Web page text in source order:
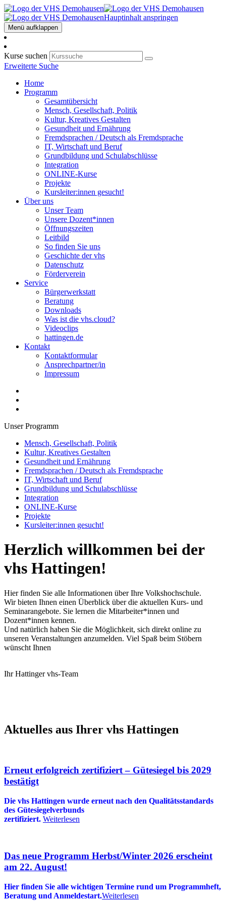
Hauptinhalt anspringen
Menü aufklappen
Kurse suchen
Erweiterte Suche
Home
Programm
Gesamtübersicht
Mensch, Gesellschaft, Politik
Kultur, Kreatives Gestalten
Gesundheit und Ernährung
Fremdsprachen / Deutsch als Fremdsprache
IT, Wirtschaft und Beruf
Grundbildung und Schulabschlüsse
Integration
ONLINE-Kurse
Projekte
Kursleiter:innen gesucht!
Über uns
Unser Team
Unsere Dozent*innen
Öffnungszeiten
Leitbild
So finden Sie uns
Geschichte der vhs
Datenschutz
Förderverein
Service
Bürgerwerkstatt
Beratung
Downloads
Was ist die vhs.cloud?
Videoclips
hattingen.de
Kontakt
Kontaktformular
Ansprechpartner/in
Impressum
Unser Programm
Mensch, Gesellschaft, Politik
Kultur, Kreatives Gestalten
Gesundheit und Ernährung
Fremdsprachen / Deutsch als Fremdsprache
IT, Wirtschaft und Beruf
Grundbildung und Schulabschlüsse
Integration
ONLINE-Kurse
Projekte
Kursleiter:innen gesucht!
Herzlich willkommen bei der
vhs Hattingen!
Hier finden Sie alle Informationen über Ihre Volkshochschule.
Wir bieten Ihnen einen Überblick über die aktuellen Kurs- und
Seminarangebote. Sie lernen die Mitarbeiter*innen und
Dozent*innen kennen.
Und natürlich haben Sie die Möglichkeit, sich direkt online zu
unseren Veranstaltungen anzumelden. Viel Spaß beim Stöbern
wünscht Ihnen
Ihr Hattinger vhs-Team
Aktuelles aus Ihrer vhs Hattingen
Erneut erfolgreich zertifiziert – Gütesiegel bis 2029
bestätigt
Die vhs Hattingen wurde erneut nach den Qualitätsstandards
des Gütesiegelverbunds
zertifiziert. Weiterlesen
Das neue Programm Herbst/Winter 2026 erscheint
am 22. August!
Hier finden Sie alle wichtigen Termine rund um Programmheft,
Beratung und Anmeldestart.Weiterlesen